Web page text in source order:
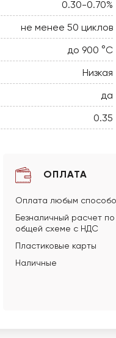
0.30-0.70%
не менее 50 циклов
до 900 °C
Низкая
да
0.35
ОПЛАТА
Оплата любым
Безналичный расчет по
общей схеме с НДС
Пластиковые карты
Наличные